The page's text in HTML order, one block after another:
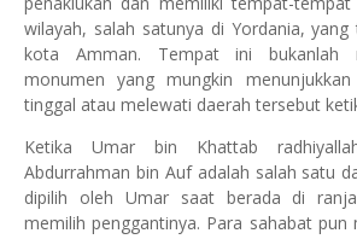
wilayah, salah satunya di Yordania,
kota Amman. Tempat ini bukanlah
monumen yang mungkin
tinggal atau melewati daerah tersebut
Ketika Umar bin Khattab
Abdurrahman bin Auf adalah salah satu
dipilih oleh Umar saat berada di
memilih penggantinya. Para sahabat pun